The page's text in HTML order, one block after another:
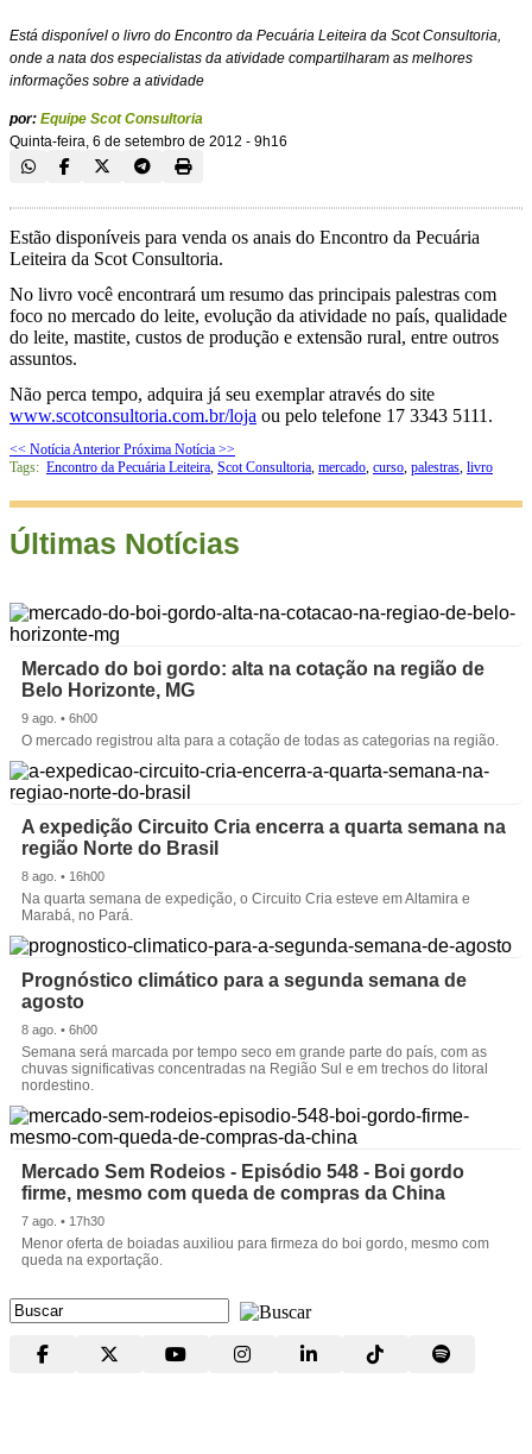
Está disponível o livro do Encontro da Pecuária Leiteira da Scot Consultoria,
onde a nata dos especialistas da atividade compartilharam as melhores
informações sobre a atividade
por: Equipe Scot Consultoria
Quinta-feira, 6 de setembro de 2012 - 9h16
Estão disponíveis para venda os anais do Encontro da Pecuária
Leiteira da Scot Consultoria.
No livro você encontrará um resumo das principais palestras com
foco no mercado do leite, evolução da atividade no país, qualidade
do leite, mastite, custos de produção e extensão rural, entre outros
assuntos.
Não perca tempo, adquira já seu exemplar através do site
www.scotconsultoria.com.br/loja ou pelo telefone 17 3343 5111.
<< Notícia Anterior Próxima Notícia >>
Tags: Encontro da Pecuária Leiteira, Scot Consultoria, mercado, curso, palestras, livro
Últimas Notícias
Mercado do boi gordo: alta na cotação na região de
Belo Horizonte, MG
9 ago. • 6h00
O mercado registrou alta para a cotação de todas as categorias na região.
A expedição Circuito Cria encerra a quarta semana na
região Norte do Brasil
8 ago. • 16h00
Na quarta semana de expedição, o Circuito Cria esteve em Altamira e
Marabá, no Pará.
Prognóstico climático para a segunda semana de
agosto
8 ago. • 6h00
Semana será marcada por tempo seco em grande parte do país, com as
chuvas significativas concentradas na Região Sul e em trechos do litoral
nordestino.
Mercado Sem Rodeios - Episódio 548 - Boi gordo
firme, mesmo com queda de compras da China
7 ago. • 17h30
Menor oferta de boiadas auxiliou para firmeza do boi gordo, mesmo com
queda na exportação.